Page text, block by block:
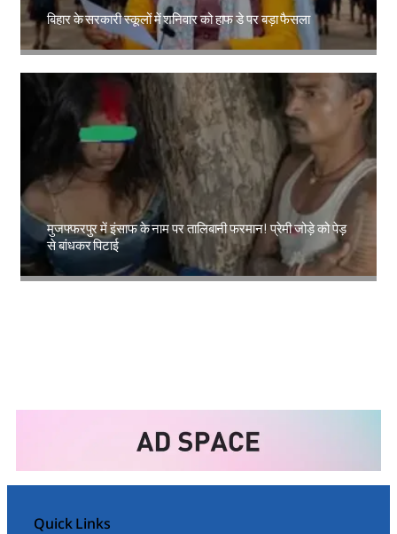
बिहार के सरकारी स्कूलों में शनिवार को हाफ डे पर बड़ा फैसला
Amit Lekh
मुजफ्फरपुर में इंसाफ के नाम पर तालिबानी फरमान! प्रेमी जोड़े को पेड़
से बांधकर पिटाई
Amit Lekh
Quick Links